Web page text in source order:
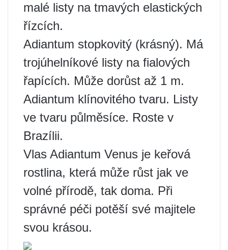
malé listy na tmavých elastických
řízcích.
Adiantum stopkovitý (krásný). Má
trojúhelníkové listy na fialových
řapících. Může dorůst až 1 m.
Adiantum klínovitého tvaru. Listy
ve tvaru půlměsíce. Roste v
Brazílii.
Vlas Adiantum Venus je keřová
rostlina, která může růst jak ve
volné přírodě, tak doma. Při
správné péči potěší své majitele
svou krásou.